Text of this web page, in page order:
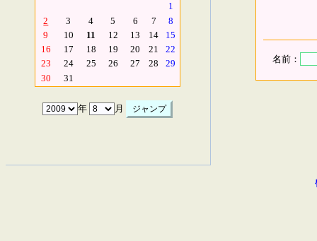
1
2
3 4 5 6 7
8
9
10 11 12 13 14
15
16
17 18 19 20 21
22
23
24 25 26 27 28
29
30
31
年 月
名前：